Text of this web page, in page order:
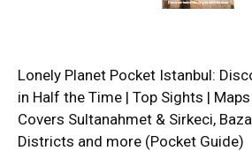
Lonely Planet Pocket Istanbul:
in Half the Time | Top Sights |
Covers Sultanahmet & Sirkeci,
Districts and more (Pocket Guide)